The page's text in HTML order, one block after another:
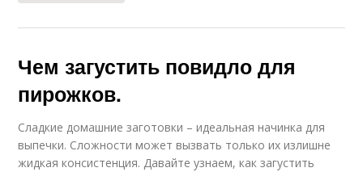
Чем загустить повидло для
пирожков.
Сладкие домашние заготовки – идеальная начинка для
выпечки. Сложности может вызвать только их излишне
жидкая консистенция. Давайте узнаем, как загустить